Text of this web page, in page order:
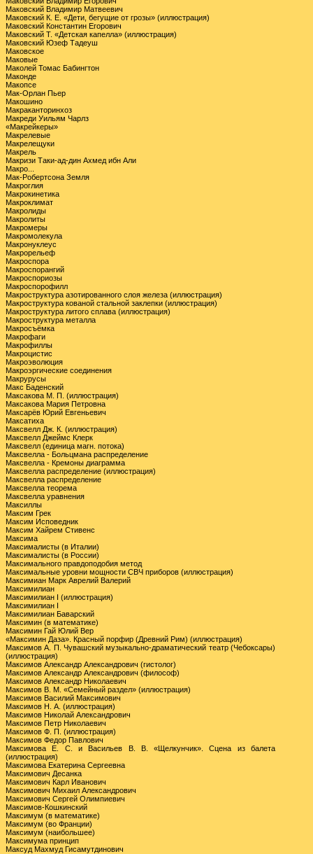
Маковский Владимир Матвеевич
Маковский К. Е. «Дети, бегущие от грозы» (иллюстрация)
Маковский Константин Егорович
Маковский Т. «Детская капелла» (иллюстрация)
Маковский Юзеф Тадеуш
Маковское
Маковые
Маколей Томас Бабингтон
Маконде
Макопсе
Мак-Орлан Пьер
Макошино
Макраканторинхоз
Макреди Уильям Чарлз
«Макрейкеры»
Макрелевые
Макрелещуки
Макрель
Макризи Таки-ад-дин Ахмед ибн Али
Макро...
Мак-Робертсона Земля
Макроглия
Макрокинетика
Макроклимат
Макролиды
Макролиты
Макромеры
Макромолекула
Макронуклеус
Макрорельеф
Макроспора
Макроспорангий
Макроспориозы
Макроспорофилл
Макроструктура азотированного слоя железа (иллюстрация)
Макроструктура кованой стальной заклепки (иллюстрация)
Макроструктура литого сплава (иллюстрация)
Макроструктура металла
Макросъёмка
Макрофаги
Макрофиллы
Макроцистис
Макроэволюция
Макроэргические соединения
Макрурусы
Макс Баденский
Максакова М. П. (иллюстрация)
Максакова Мария Петровна
Максарёв Юрий Евгеньевич
Максатиха
Максвелл Дж. К. (иллюстрация)
Максвелл Джеймс Клерк
Максвелл (единица магн. потока)
Максвелла - Больцмана распределение
Максвелла - Кремоны диаграмма
Максвелла распределение (иллюстрация)
Максвелла распределение
Максвелла теорема
Максвелла уравнения
Максиллы
Максим Грек
Максим Исповедник
Максим Хайрем Стивенс
Максима
Максималисты (в Италии)
Максималисты (в России)
Максимального правдоподобия метод
Максимальные уровни мощности СВЧ приборов (иллюстрация)
Максимиан Марк Аврелий Валерий
Максимилиан
Максимилиан I (иллюстрация)
Максимилиан I
Максимилиан Баварский
Максимин (в математике)
Максимин Гай Юлий Вер
«Максимин Даза». Красный порфир (Древний Рим) (иллюстрация)
Максимов А. П. Чувашский музыкально-драматический театр (Чебоксары)
(иллюстрация)
Максимов Александр Александрович (гистолог)
Максимов Александр Александрович (философ)
Максимов Александр Николаевич
Максимов В. М. «Семейный раздел» (иллюстрация)
Максимов Василий Максимович
Максимов Н. А. (иллюстрация)
Максимов Николай Александрович
Максимов Петр Николаевич
Максимов Ф. П. (иллюстрация)
Максимов Федор Павлович
Максимова Е. С. и Васильев В. В. «Щелкунчик». Сцена из балета
(иллюстрация)
Максимова Екатерина Сергеевна
Максимович Десанка
Максимович Карл Иванович
Максимович Михаил Александрович
Максимович Сергей Олимпиевич
Максимов-Кошкинский
Максимум (в математике)
Максимум (во Франции)
Максимум (наибольшее)
Максимума принцип
Максуд Махмуд Гисамутдинович